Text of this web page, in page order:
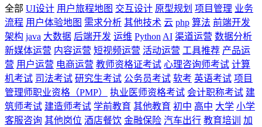
全部 UI设计 用户旅程地图 交互设计 原型规划 项目管理 业务
流程 用户体验地图 需求分析 其他技术 云 php 算法 前端开发
架构 java 大数据 后端开发 运维 Python AI 渠道运营 数据分析
新媒体运营 内容运营 短视频运营 活动运营 工具推荐 产品运
营 用户运营 电商运营 教师资格证考试 心理咨询师考试 计算
机考试 司法考试 研究生考试 公务员考试 软考 英语考试 项目
管理师职业资格（PMP）
执业医师资格考试 会计职称考试 建
筑师考试 建造师考试 学前教育 其他教育 初中 高中 大学 小学
客服咨询 其他岗位 酒店餐饮 金融保险 汽车出行 教育培训
加